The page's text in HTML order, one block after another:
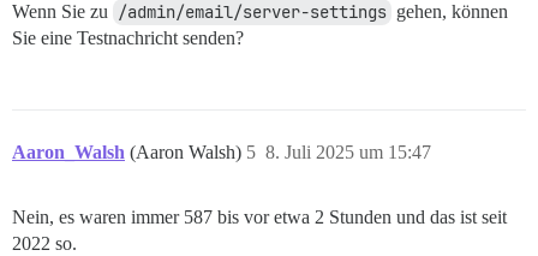
Wenn Sie zu /admin/email/server-settings gehen, können
Sie eine Testnachricht senden?
Aaron_Walsh (Aaron Walsh) 8. Juli 2025 um 15:47
5
Nein, es waren immer 587 bis vor etwa 2 Stunden und das ist seit
2022 so.